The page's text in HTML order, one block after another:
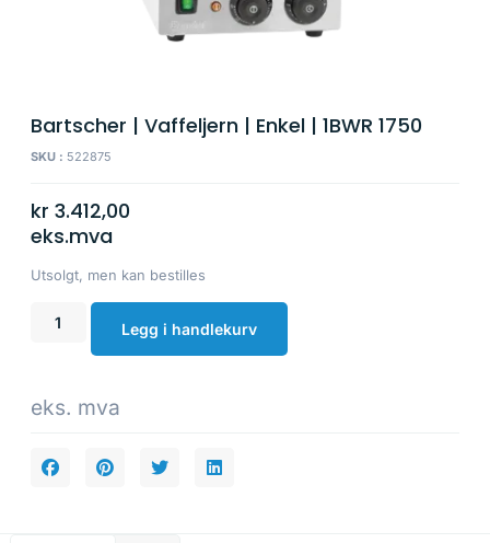
Bartscher | Vaffeljern | Enkel | 1BWR 1750
SKU : 522875
kr 3.412,00
eks.mva
Utsolgt, men kan bestilles
Legg i handlekurv
eks. mva